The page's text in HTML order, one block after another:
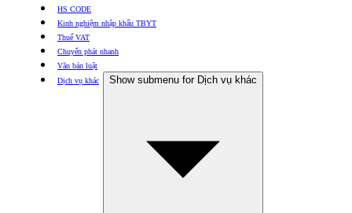
HS CODE
Kinh nghiệm nhập khẩu TBYT
Thuế VAT
Chuyển phát nhanh
Văn bản luật
Dịch vụ khác
Show submenu for Dịch vụ khác